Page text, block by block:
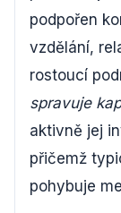
podpořen
vzdělání,
rostoucí
spravuje
aktivně jej
přičemž
pohybuje